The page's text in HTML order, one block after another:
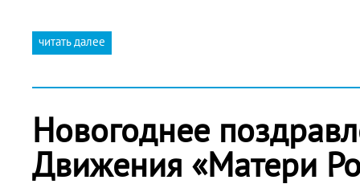
читать далее
Новогоднее
Движения «Матери